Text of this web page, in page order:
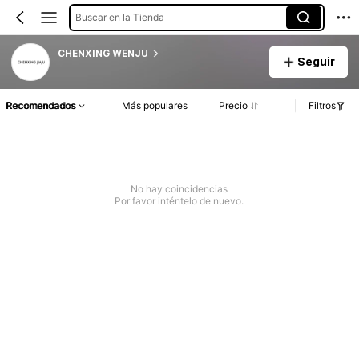
Buscar en la Tienda
CHENXING WENJU
Seguir
Recomendados Más populares Precio Filtros
No hay coincidencias
Por favor inténtelo de nuevo.